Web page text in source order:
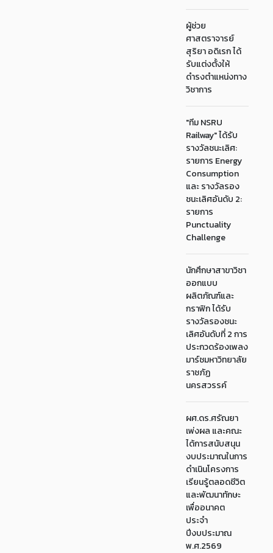
ผู้ช่วย
ศาสตราจารย์
สุริยา อดิเรก ได้
รับแต่งตั้งให้
ดำรงตำแหน่งทาง
วิชาการ
"ทีม NSRU
Railway" ได้รับ
รางวัลชนะเลิศ:
รายการ Energy
Consumption
และ รางวัลรอง
ชนะเลิศอันดับ 2:
รายการ
Punctuality
Challenge
นักศึกษาสาขาวิชา
ออกแบบ
ผลิตภัณฑ์และ
กราฟิก ได้รับ
รางวัลรองชนะ
เลิศอันดับที่ 2 การ
ประกวดร้องเพลง
มาร์ชมหาวิทยาลัย
ราชภัฏ
นครสวรรค์
ผศ.ดร.ศรัณยา
เพ่งผล และคณะ
ได้การสนับสนุน
งบประมาณในการ
ดำเนินโครงการ
เรียนรู้ตลอดชีวิต
และพัฒนาทักษะ
เพื่ออนาคต
ประจำ
ปีงบประมาณ
พ.ศ.2569